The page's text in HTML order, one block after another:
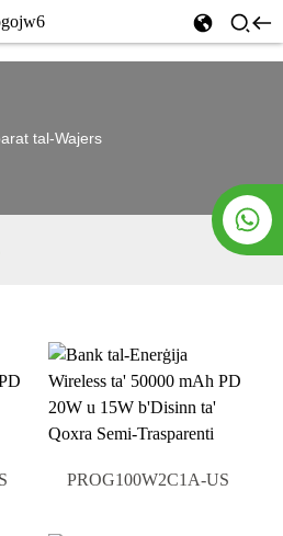
tal-Wajers
PROG100W2C1A-US